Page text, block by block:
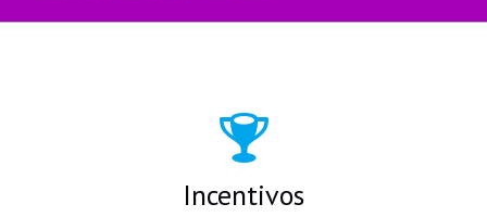
Incentivos